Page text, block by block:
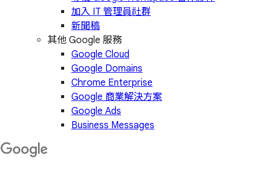
加入 IT 管理員社群
新聞稿
其他 Google 服務
Google Cloud
Google Domains
Chrome Enterprise
Google 商業解決方案
Google Ads
Business Messages